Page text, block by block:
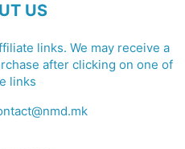
US
links. We may receive a
after clicking on one of
links